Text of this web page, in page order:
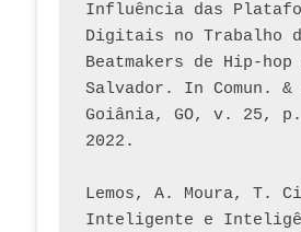
Influência das
Digitais no Trabalho
Beatmakers de Hip-hop
Salvador. In Comun.
Goiânia, GO, v. 25,
2022.
Lemos, A. Moura, T.
Inteligente e